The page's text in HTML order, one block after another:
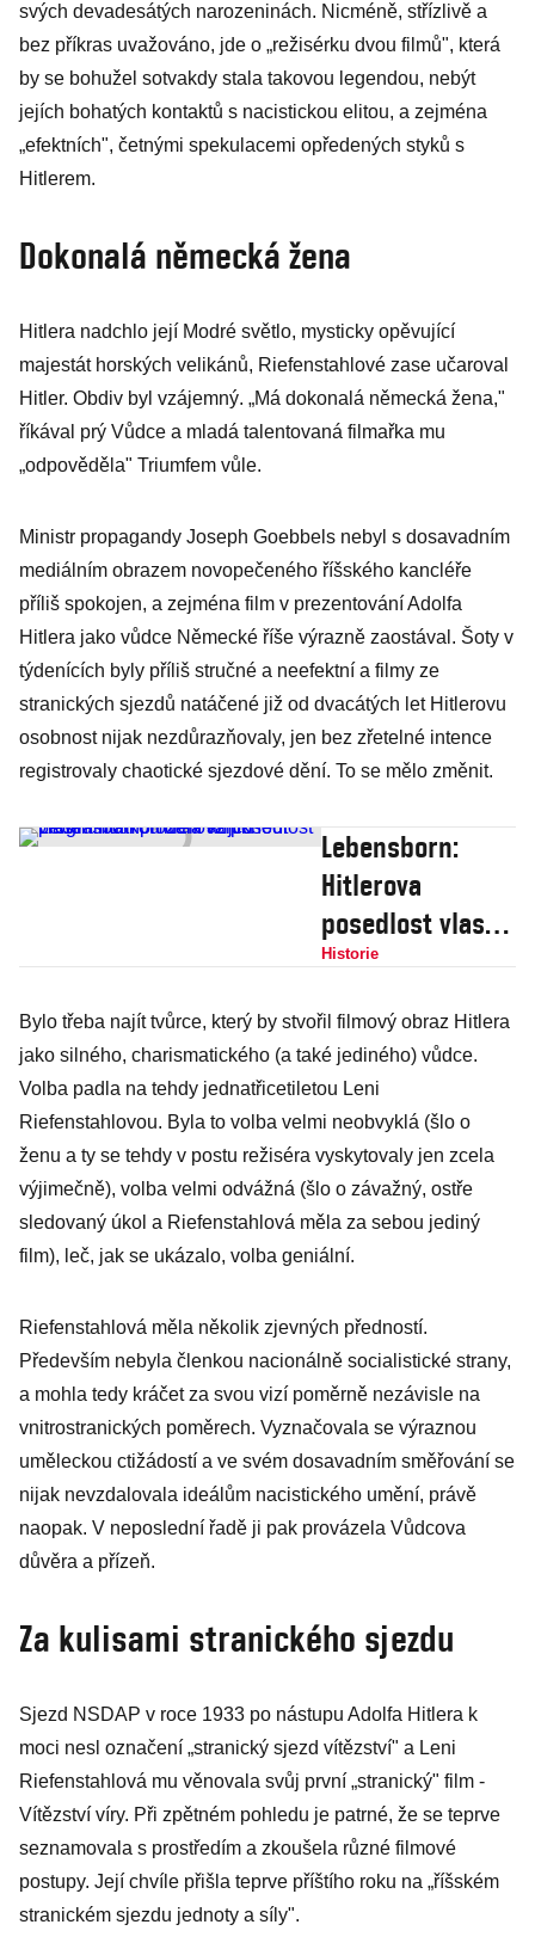
svých devadesátých narozeninách. Nicméně, střízlivě a
bez příkras uvažováno, jde o „režisérku dvou filmů", která
by se bohužel sotvakdy stala takovou legendou, nebýt
jejích bohatých kontaktů s nacistickou elitou, a zejména
„efektních", četnými spekulacemi opředených styků s
Hitlerem.
Dokonalá německá žena
Hitlera nadchlo její Modré světlo, mysticky opěvující
majestát horských velikánů, Riefenstahlové zase učaroval
Hitler. Obdiv byl vzájemný. „Má dokonalá německá žena,"
říkával prý Vůdce a mladá talentovaná filmařka mu
„odpověděla" Triumfem vůle.
Ministr propagandy Joseph Goebbels nebyl s dosavadním
mediálním obrazem novopečeného říšského kancléře
příliš spokojen, a zejména film v prezentování Adolfa
Hitlera jako vůdce Německé říše výrazně zaostával. Šoty v
týdenících byly příliš stručné a neefektní a filmy ze
stranických sjezdů natáčené již od dvacátých let Hitlerovu
osobnost nijak nezdůrazňovaly, jen bez zřetelné intence
registrovaly chaotické sjezdové dění. To se mělo změnit.
Lebensborn:
Hitlerova
posedlost vlastní
matkou dala
programům
plození árijců
Historie
Bylo třeba najít tvůrce, který by stvořil filmový obraz Hitlera
jako silného, charismatického (a také jediného) vůdce.
Volba padla na tehdy jednatřicetiletou Leni
Riefenstahlovou. Byla to volba velmi neobvyklá (šlo o
ženu a ty se tehdy v postu režiséra vyskytovaly jen zcela
výjimečně), volba velmi odvážná (šlo o závažný, ostře
sledovaný úkol a Riefenstahlová měla za sebou jediný
film), leč, jak se ukázalo, volba geniální.
Riefenstahlová měla několik zjevných předností.
Především nebyla členkou nacionálně socialistické strany,
a mohla tedy kráčet za svou vizí poměrně nezávisle na
vnitrostranických poměrech. Vyznačovala se výraznou
uměleckou ctižádostí a ve svém dosavadním směřování se
nijak nevzdalovala ideálům nacistického umění, právě
naopak. V neposlední řadě ji pak provázela Vůdcova
důvěra a přízeň.
Za kulisami stranického sjezdu
Sjezd NSDAP v roce 1933 po nástupu Adolfa Hitlera k
moci nesl označení „stranický sjezd vítězství" a Leni
Riefenstahlová mu věnovala svůj první „stranický" film -
Vítězství víry. Při zpětném pohledu je patrné, že se teprve
seznamovala s prostředím a zkoušela různé filmové
postupy. Její chvíle přišla teprve příštího roku na „říšském
stranickém sjezdu jednoty a síly".